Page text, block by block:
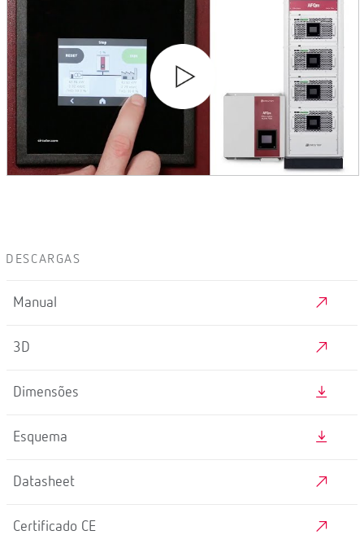
DESCARGAS
Manual
3D
Dimensões
Esquema
Datasheet
Certificado CE